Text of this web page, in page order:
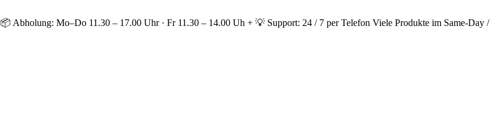
Abholung: Mo–Do 11.30 – 17.00 Uhr · Fr 11.30 – 14.00 Uh + 💡 Support: 24 / 7 per Telefon Viele Produkte im Same-Day /